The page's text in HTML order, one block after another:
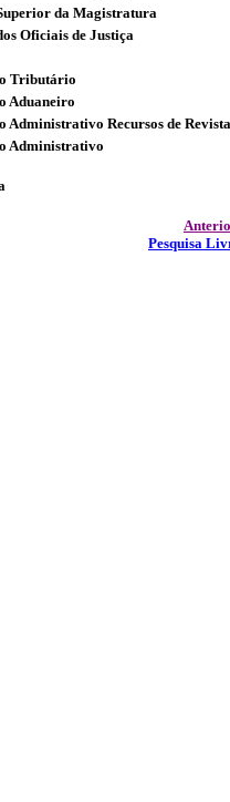
da Magistratura
Oficiais de Justiça
Tributário
Aduaneiro
Administrativo Recursos de Revista
Administrativo
Pesquisa